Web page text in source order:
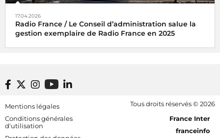
17.04.2026
Radio France / Le Conseil d’administration salue la
gestion exemplaire de Radio France en 2025
Footer bottom
Mentions légales
Conditions générales
d'utilisation
Tous droits réservés © 2026
[RDF] Pied de page - Mobile
France Inter
franceinfo